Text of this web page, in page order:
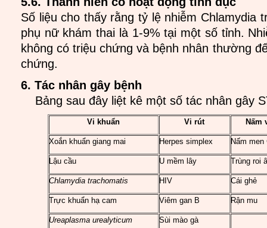
Số liệu cho thấy rằng tỷ lệ nhiễm Chlamydia
phụ nữ khám thai là 1-9% tại một số tỉnh.
không có triệu chứng và bệnh nhân thường
chứng.
6. Tác nhân gây bệnh
Bảng sau đây liệt kê một số tác nhân gây
Vi khuẩn Vi rút Nấm
Xoắn khuẩn giang mai Herpes simplex Nấm
Lậu cầu U mềm lây Trùng roi
Chlamydia trachomatis HIV Cái ghẻ
Trực khuẩn hạ cam Viêm gan B Rận mu
Ureaplasma urealyticum Sùi mào gà